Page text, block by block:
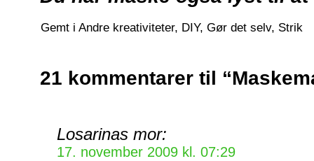
Gemt i Andre kreativiteter, DIY, Gør det selv, Strik
21 kommentarer til
Losarinas mor:
17. november 2009 kl. 07:29